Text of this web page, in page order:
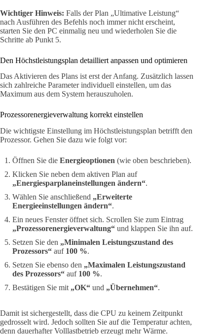
Wichtiger Hinweis: Falls der Plan „Ultimative Leistung“
nach Ausführen des Befehls noch immer nicht erscheint,
starten Sie den PC einmalig neu und wiederholen Sie die
Schritte ab Punkt 5.
Den Höchstleistungsplan detailliert anpassen und optimieren
Das Aktivieren des Plans ist erst der Anfang. Zusätzlich lassen
sich zahlreiche Parameter individuell einstellen, um das
Maximum aus dem System herauszuholen.
Prozessorenergieverwaltung korrekt einstellen
Die wichtigste Einstellung im Höchstleistungsplan betrifft den
Prozessor. Gehen Sie dazu wie folgt vor:
Öffnen Sie die Energieoptionen (wie oben beschrieben).
Klicken Sie neben dem aktiven Plan auf
„Energiesparplaneinstellungen ändern“.
Wählen Sie anschließend „Erweiterte
Energieeinstellungen ändern“.
Ein neues Fenster öffnet sich. Scrollen Sie zum Eintrag
„Prozessorenergieverwaltung“ und klappen Sie ihn auf.
Setzen Sie den „Minimalen Leistungszustand des
Prozessors“ auf 100 %.
Setzen Sie ebenso den „Maximalen Leistungszustand
des Prozessors“ auf 100 %.
Bestätigen Sie mit „OK“ und „Übernehmen“.
Damit ist sichergestellt, dass die CPU zu keinem Zeitpunkt
gedrosselt wird. Jedoch sollten Sie auf die Temperatur achten,
denn dauerhafter Volllastbetrieb erzeugt mehr Wärme.